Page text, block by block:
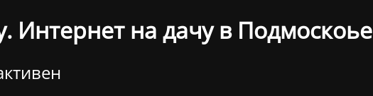
Интернет на дачу в Подмоскоье